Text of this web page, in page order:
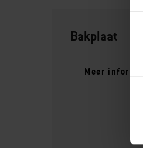
Bakplaat
Meer